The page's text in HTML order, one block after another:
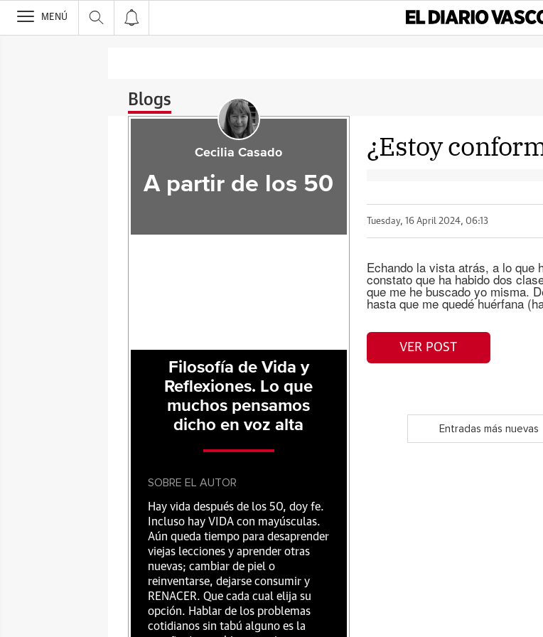
>
MENÚ
Blogs
¿Estoy
Tuesday, 16 April 2024, 06:13
Echando la vista atrás, a lo que
constato que ha habido dos
que me he buscado yo misma.
hasta que me quedé huérfana
VER POST
Entradas más nuevas
Cecilia Casado
A partir de los 50
Filosofía de Vida y
Reflexiones. Lo que
muchos pensamos
dicho en voz alta
SOBRE EL AUTOR
Hay vida después de los 50, doy fe.
Incluso hay VIDA con mayúsculas.
Aún queda tiempo para desaprender
viejas lecciones y aprender otras
nuevas; cambiar de piel o
reinventarse, dejarse consumir y
RENACER. Que cada cual elija su
opción. Hablar de los problemas
cotidianos sin tabú alguno es la